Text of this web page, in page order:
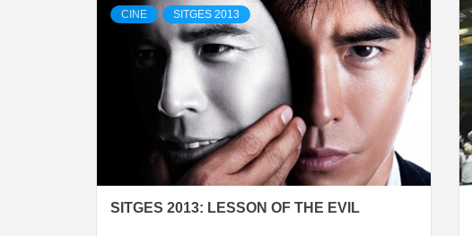
CINE SITGES 2013
SITGES 2013: LESSON OF THE EVIL